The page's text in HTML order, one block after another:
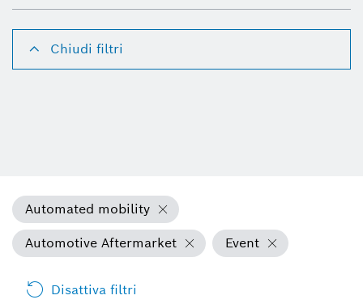
Chiudi filtri
Automated mobility
Automotive Aftermarket
Event
Disattiva filtri